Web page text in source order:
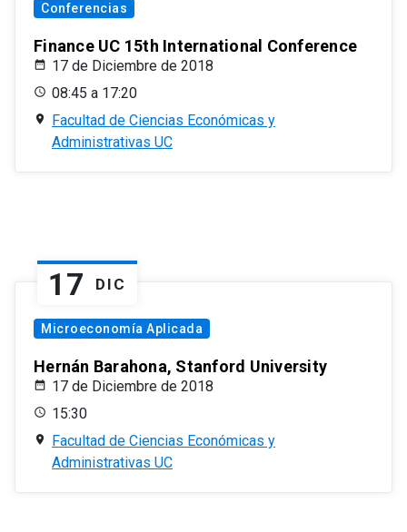
Conferencias
Finance UC 15th International Conference
17 de Diciembre de 2018
08:45 a 17:20
Facultad de Ciencias Económicas y
Administrativas UC
17 DIC
Microeconomía Aplicada
Hernán Barahona, Stanford University
17 de Diciembre de 2018
15:30
Facultad de Ciencias Económicas y
Administrativas UC